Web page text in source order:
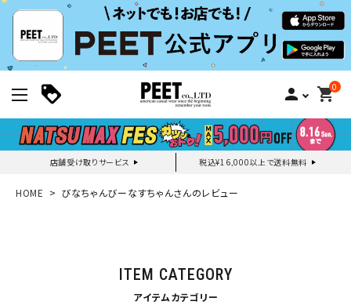
person 0
shopping_cart
店舗受け取りサービス 税込¥16,000以上で送料無料
新規会員登録｜ログイン
search
HOME びなちゃんびーなすちゃんさんのレビュー
ITEM CATEGORY
アイテムカテゴリー